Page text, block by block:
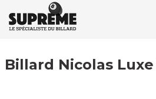
Billard Nicolas